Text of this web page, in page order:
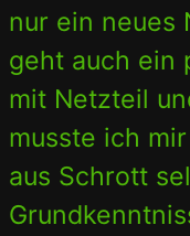
nur ein neues
geht auch ein
mit Netzteil
musste ich
aus Schrott